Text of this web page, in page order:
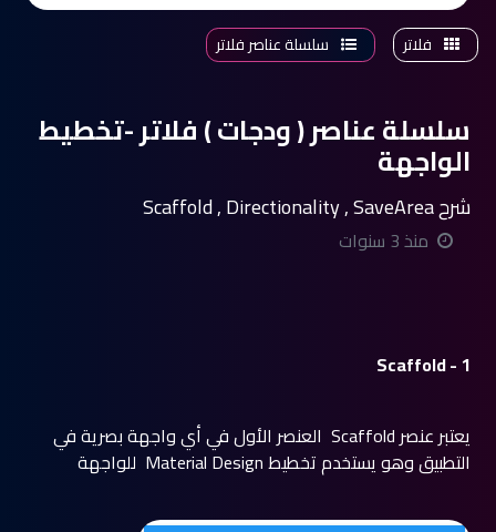
فلاتر سلسلة عناصر فلاتر
سلسلة عناصر ( ودجات ) فلاتر -تخطيط
الواجهة
شرح Scaffold , Directionality , SaveArea
منذ 3 سنوات
1 - Scaffold
يعتبر عنصر Scaffold العنصر الأول في أي واجهة بصرية في
التطبيق وهو يستخدم تخطيط Material Design للواجهة